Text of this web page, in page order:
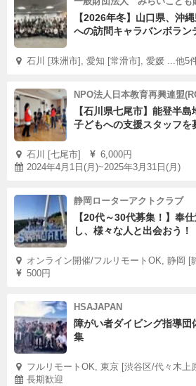
【2026年冬】山口県、沖
への訪問キャラバンボラン
石川 [珠洲市], 愛知 [常滑市], 愛媛 ...他5
NPO法人日本教育再興連盟
【石川県七尾市】能登半
子どもへの支援スタッフを
石川 [七尾市]
6,000円
2024年4月1日(月)~2025年3月31日(月)
静岡ローターアクトクラブ
【20代～30代募集！】奉
し、様々な人と出会おう！
オンライン開催/フルリモートOK, 静岡 [
500円
HSAJAPAN
障がい者ダイビング指導
集
フルリモートOK, 東京 [渋谷区/代々木上
長期歓迎